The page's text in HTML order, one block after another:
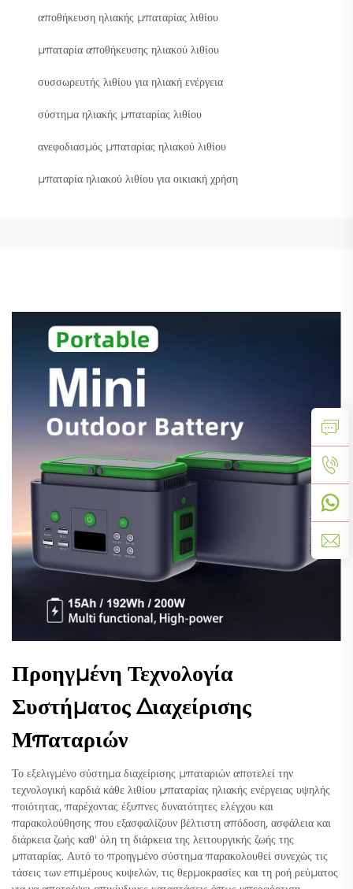
αποθήκευση ηλιακής μπαταρίας λιθίου
μπαταρία αποθήκευσης ηλιακού λιθίου
συσσωρευτής λιθίου για ηλιακή ενέργεια
σύστημα ηλιακής μπαταρίας λιθίου
ανεφοδιασμός μπαταρίας ηλιακού λιθίου
μπαταρία ηλιακού λιθίου για οικιακή χρήση
Προηγμένη Τεχνολογία
Συστήματος Διαχείρισης
Μπαταριών
Το εξελιγμένο σύστημα διαχείρισης μπαταριών αποτελεί την
τεχνολογική καρδιά κάθε λιθίου μπαταρίας ηλιακής ενέργειας υψηλής
ποιότητας, παρέχοντας έξυπνες δυνατότητες ελέγχου και
παρακολούθησης που εξασφαλίζουν βέλτιστη απόδοση, ασφάλεια και
διάρκεια ζωής καθ' όλη τη διάρκεια της λειτουργικής ζωής της
μπαταρίας. Αυτό το προηγμένο σύστημα παρακολουθεί συνεχώς τις
τάσεις των επιμέρους κυψελών, τις θερμοκρασίες και τη ροή ρεύματος